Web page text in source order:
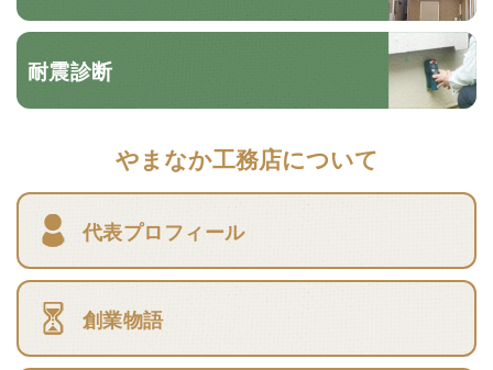
耐震診断
やまなか工務店について
代表プロフィール
創業物語